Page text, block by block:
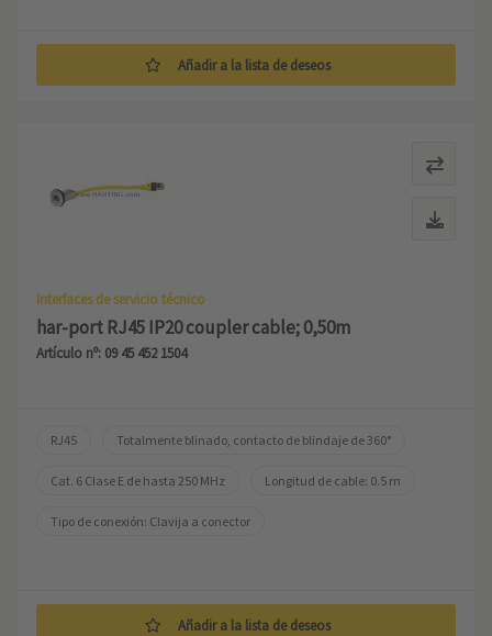
Añadir a la lista de deseos
Interfaces de servicio técnico
har-port RJ45 IP20 coupler cable; 0,50m
Artículo nº: 09 45 452 1504
RJ45 Totalmente blinado, contacto de blindaje de 360°
Cat. 6 Clase E de hasta 250 MHz Longitud de cable: 0.5 m
Tipo de conexión: Clavija a conector
Añadir a la lista de deseos